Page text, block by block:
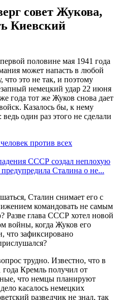
совет Жукова,
Киевский
половине мая 1941 года
может напасть в любой
что это не так, и поэтому
немецкий удар 22 июня
года тот же Жуков снова дает
Казалось бы, к нему
один раз этого не сделали
против всех
СССР создал неплохую
Сталина о не...
Сталин снимает его с
командовать не самым
глава СССР хотел новой
войны, когда Жуков его
что зафиксировано
трудно. Известно, что в
года Кремль получил от
что немцы планируют
касалось немецких
разведчик не знал, так